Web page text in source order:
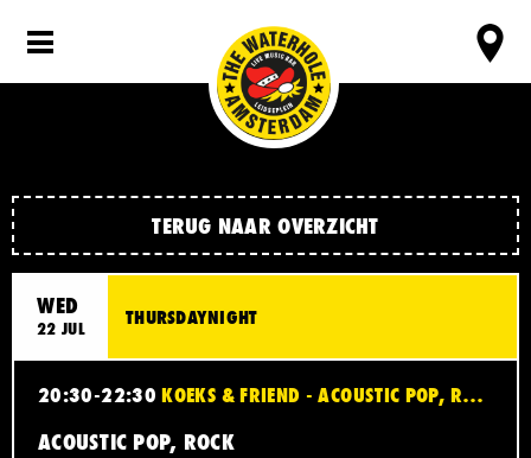
TERUG NAAR OVERZICHT
WED
22 JUL THURSDAYNIGHT
20:30-22:30 KOEKS & FRIEND - ACOUSTIC POP, ROCK
ACOUSTIC POP, ROCK